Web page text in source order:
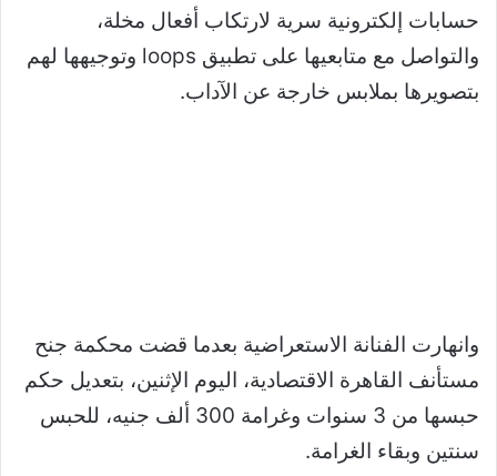
حسابات إلكترونية سرية لارتكاب أفعال مخلة،
والتواصل مع متابعيها على تطبيق loops وتوجيهها لهم
بتصويرها بملابس خارجة عن الآداب.
وانهارت الفنانة الاستعراضية بعدما قضت محكمة جنح
مستأنف القاهرة الاقتصادية، اليوم الإثنين، بتعديل حكم
حبسها من 3 سنوات وغرامة 300 ألف جنيه، للحبس
سنتين وبقاء الغرامة.